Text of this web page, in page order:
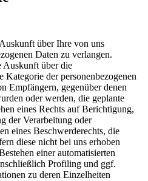
über Ihre von uns
Daten zu verlangen.
Auskunft über die
Kategorie der personenbezogenen
Empfängern, gegenüber denen
oder werden, die geplante
eines Rechts auf Berichtigung,
der Verarbeitung oder
eines Beschwerderechts, die
diese nicht bei uns erhoben
einer automatisierten
Profiling und ggf.
zu deren Einzelheiten